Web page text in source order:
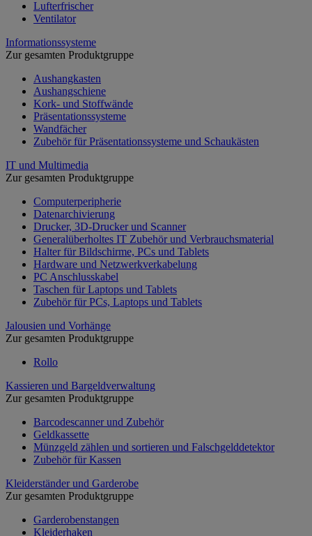
Lufterfrischer
Ventilator
Informationssysteme
Zur gesamten Produktgruppe
Aushangkasten
Aushangschiene
Kork- und Stoffwände
Präsentationssysteme
Wandfächer
Zubehör für Präsentationssysteme und Schaukästen
IT und Multimedia
Zur gesamten Produktgruppe
Computerperipherie
Datenarchivierung
Drucker, 3D-Drucker und Scanner
Generalüberholtes IT Zubehör und Verbrauchsmaterial
Halter für Bildschirme, PCs und Tablets
Hardware und Netzwerkverkabelung
PC Anschlusskabel
Taschen für Laptops und Tablets
Zubehör für PCs, Laptops und Tablets
Jalousien und Vorhänge
Zur gesamten Produktgruppe
Rollo
Kassieren und Bargeldverwaltung
Zur gesamten Produktgruppe
Barcodescanner und Zubehör
Geldkassette
Münzgeld zählen und sortieren und Falschgelddetektor
Zubehör für Kassen
Kleiderständer und Garderobe
Zur gesamten Produktgruppe
Garderobenstangen
Kleiderhaken